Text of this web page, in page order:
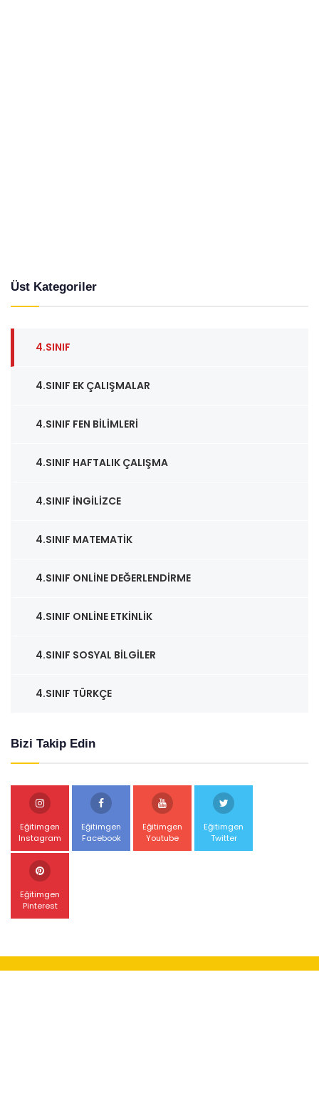
Üst Kategoriler
4.SINIF
4.SINIF EK ÇALIŞMALAR
4.SINIF FEN BILIMLERI
4.SINIF HAFTALIK ÇALIŞMA
4.SINIF İNGILIZCE
4.SINIF MATEMATIK
4.SINIF ONLINE DEĞERLENDIRME
4.SINIF ONLINE ETKINLIK
4.SINIF SOSYAL BILGILER
4.SINIF TÜRKÇE
Bizi Takip Edin
Eğitimgen
Instagram
Eğitimgen
Facebook
Eğitimgen
Youtube
Eğitimgen
Twitter
Eğitimgen
Pinterest